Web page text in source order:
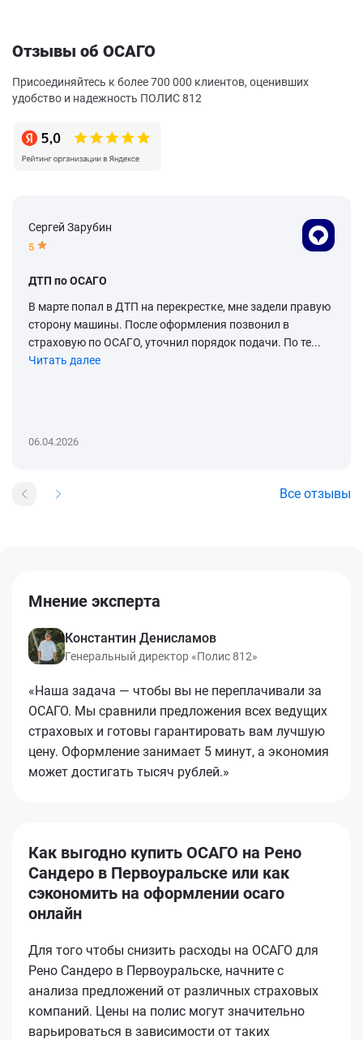
Отзывы об ОСАГО
Присоединяйтесь к более 700 000 клиентов, оценивших
удобство и надежность ПОЛИС 812
Сергей Зарубин
5
ДТП по ОСАГО
В марте попал в ДТП на перекрестке, мне задели правую
сторону машины. После оформления позвонил в
страховую по ОСАГО, уточнил порядок подачи. По те...
Читать далее
06.04.2026
Все отзывы
Мнение эксперта
Константин Денисламов
Генеральный директор «Полис 812»
«Наша задача — чтобы вы не переплачивали за
ОСАГО. Мы сравнили предложения всех ведущих
страховых и готовы гарантировать вам лучшую
цену. Оформление занимает 5 минут, а экономия
может достигать тысяч рублей.»
Как выгодно купить ОСАГО на Рено
Сандеро в Первоуральске или как
сэкономить на оформлении осаго
онлайн
Для того чтобы снизить расходы на ОСАГО для
Рено Сандеро в Первоуральске, начните с
анализа предложений от различных страховых
компаний. Цены на полис могут значительно
варьироваться в зависимости от таких